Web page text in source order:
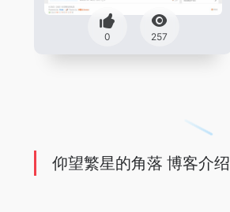
0 257
仰望繁星的角落 博客介绍